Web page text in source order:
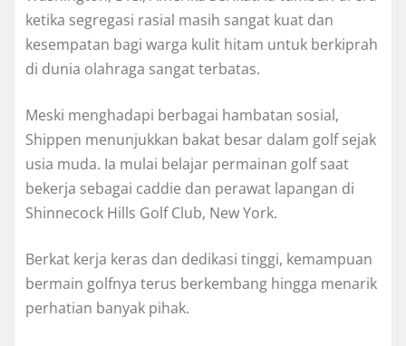
ketika segregasi rasial masih sangat kuat dan
kesempatan bagi warga kulit hitam untuk berkiprah
di dunia olahraga sangat terbatas.
Meski menghadapi berbagai hambatan sosial,
Shippen menunjukkan bakat besar dalam golf sejak
usia muda. Ia mulai belajar permainan golf saat
bekerja sebagai caddie dan perawat lapangan di
Shinnecock Hills Golf Club, New York.
Berkat kerja keras dan dedikasi tinggi, kemampuan
bermain golfnya terus berkembang hingga menarik
perhatian banyak pihak.